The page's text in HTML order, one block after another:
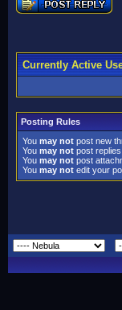
Currently Active
Posting Rules
You may not post new
You may not post replies
You may not post
You may not edit your